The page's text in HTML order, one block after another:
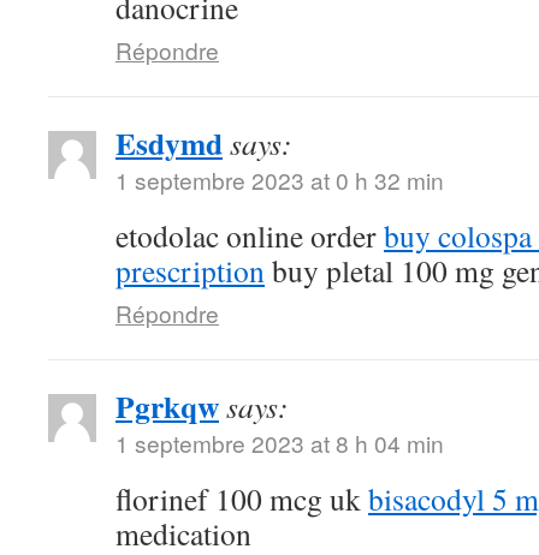
Répondre
Esdymdsays:
1 septembre 2023 at 0 h 32 min
etodolac online orderbuy
prescriptionbuy pletal 100 mg
Répondre
Pgrkqwsays:
1 septembre 2023 at 8 h 04 min
florinef 100 mcg ukbisacodyl 5
medication